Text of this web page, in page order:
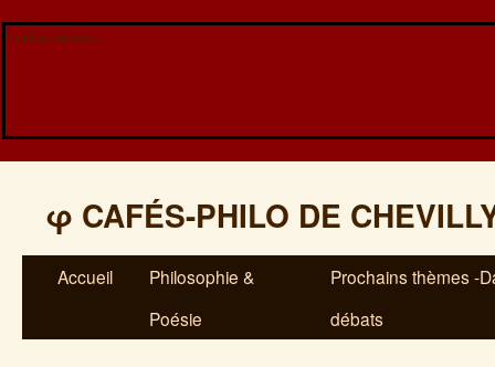
Veuillez patienter...
φ CAFÉS-PHILO DE
Accueil
Philosophie &
Poésie
Prochains thèmes -
débats